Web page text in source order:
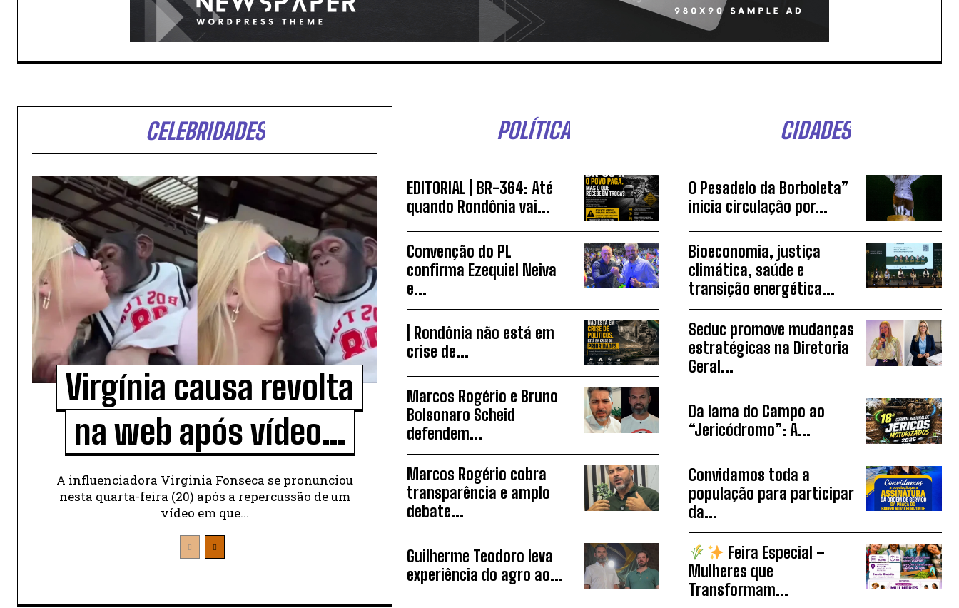
CELEBRIDADES
Virgínia causa revolta
na web após vídeo...
A influenciadora Virginia Fonseca se pronunciou
nesta quarta-feira (20) após a repercussão de um
vídeo em que...
POLÍTICA
EDITORIAL | BR-364: Até
quando Rondônia vai...
Convenção do PL
confirma Ezequiel Neiva
e...
| Rondônia não está em
crise de...
Marcos Rogério e Bruno
Bolsonaro Scheid
defendem...
Marcos Rogério cobra
transparência e amplo
debate...
Guilherme Teodoro leva
experiência do agro ao...
CIDADES
O Pesadelo da Borboleta”
inicia circulação por...
Bioeconomia, justiça
climática, saúde e
transição energética...
Seduc promove mudanças
estratégicas na Diretoria
Geral...
Da lama do Campo ao
“Jericódromo”: A...
Convidamos toda a
população para participar
da...
Feira Especial –
Mulheres que
Transformam...